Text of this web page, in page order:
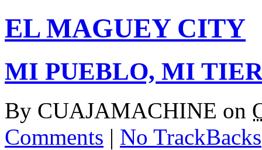
EL MAGUEY CITY
MI PUEBLO, MI
By CUAJAMACHINE on
Comments | No TrackBacks